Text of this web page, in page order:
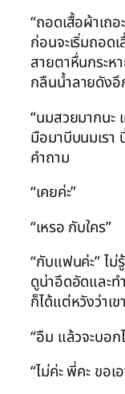
“ถอดเสื้อผ้าเถอ
ก่อนจะเริ่มถอด
สายตาหื่นกระห
กลืนน้ำลายดังอึ
“นมสวยมากนะ
มือมาบีบนมเรา
คำถาม
“เคยค่ะ”
“เหรอ กับใคร”
“กับแฟนค่ะ” ไม่
ดูน่าอึดอัดและท
ก็ได้แต่หวังว่าเ
“อืม แล้วจะบอก
“ไม่ค่ะ พี่คะ ขอเ